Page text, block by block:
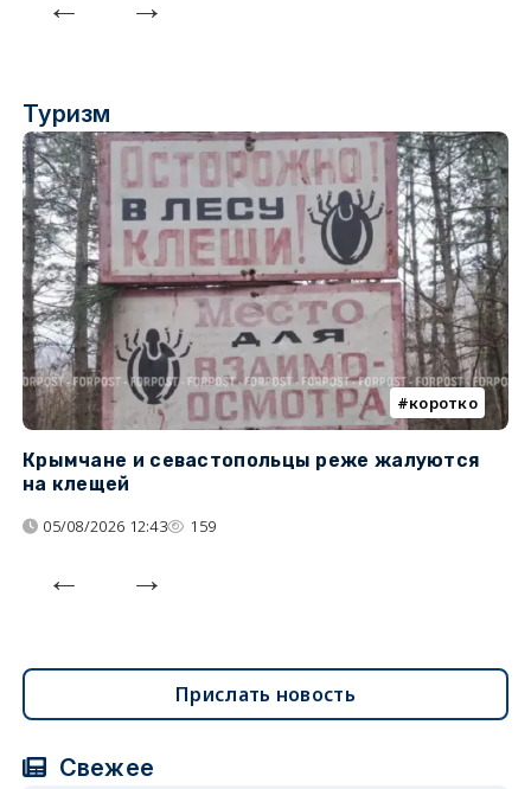
Туризм
коротко
Крымчане и севастопольцы реже жалуются
на клещей
05/08/2026 12:43 159
Прислать новость
Свежее